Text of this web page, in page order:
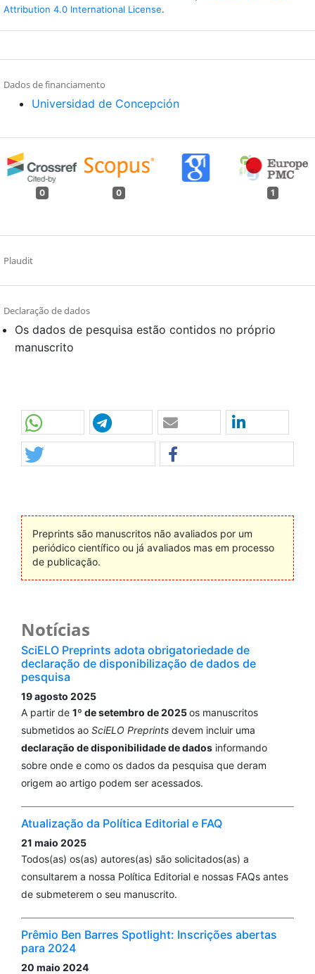
Attribution 4.0 International License.
Dados de financiamento
Universidad de Concepción
0 0 1
Plaudit
Declaração de dados
Os dados de pesquisa estão contidos no próprio
manuscrito
Preprints são manuscritos não avaliados por um
periódico científico ou já avaliados mas em processo
de publicação.
Notícias
SciELO Preprints adota obrigatoriedade de
declaração de disponibilização de dados de
pesquisa
19 agosto 2025
A partir de 1º de setembro de 2025os manuscritos
submetidos ao SciELO Preprints devem incluir uma
declaração de disponibilidade de dados informando
sobre onde e como os dados da pesquisa que deram
origem ao artigo podem ser acessados.
Atualização da Política Editorial e FAQ
21 maio 2025
Todos(as) os(as) autores(as) são solicitados(as) a
consultarem a nossa Política Editorial e nossas FAQs antes
de submeterem o seu manuscrito.
Prêmio Ben Barres Spotlight: Inscrições abertas
para 2024
20 maio 2024